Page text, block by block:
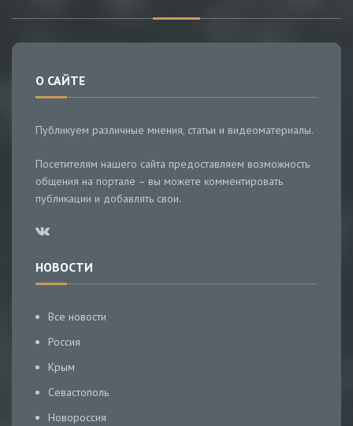
О САЙТЕ
Публикуем различные мнения, статьи и видеоматериалы.
Посетителям нашего сайта предоставляем возможность
общения на портале – вы можете комментировать
публикации и добавлять свои.
НОВОСТИ
Все новости
Россия
Крым
Севастополь
Новороссия